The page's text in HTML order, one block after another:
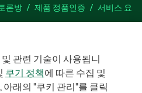
론방 제품 정품인증
서비스 요
Facebook
TwitterLinkedIn
관련 기술이 사용됩니
쿠기 정책에 따른 수집 및
래의 "쿠키 관리"를 클릭